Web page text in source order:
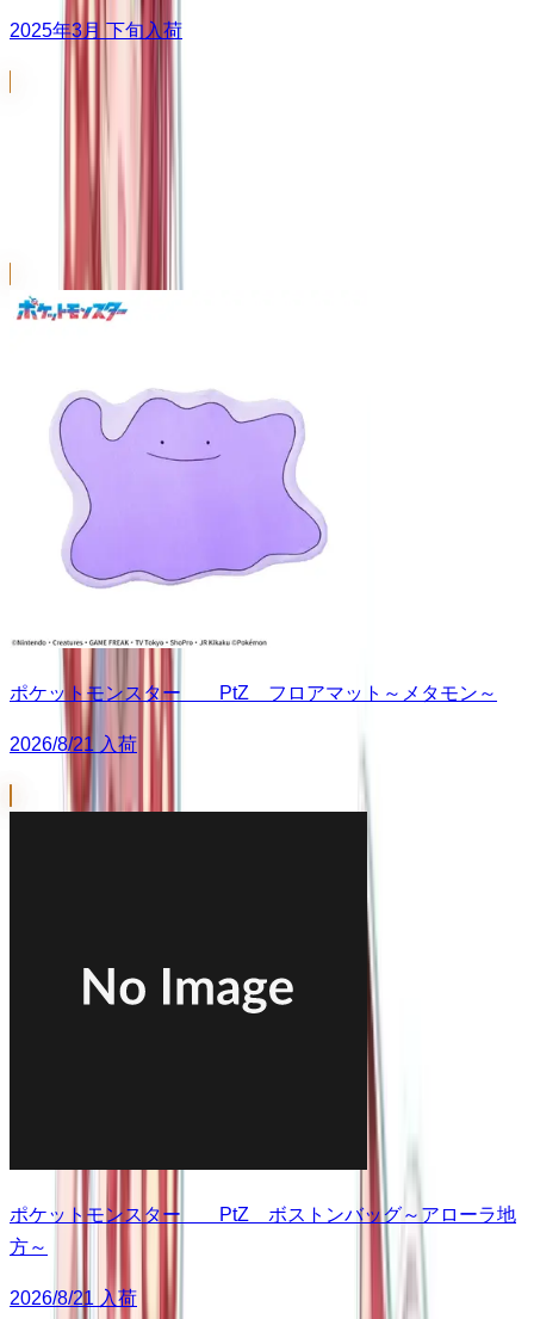
2025年3月 下旬入荷
シリーズ
ポケットモンスター PtZ フロアマット～メタモン～
2026/8/21 入荷
ポケットモンスター PtZ ボストンバッグ～アローラ地
方～
2026/8/21 入荷